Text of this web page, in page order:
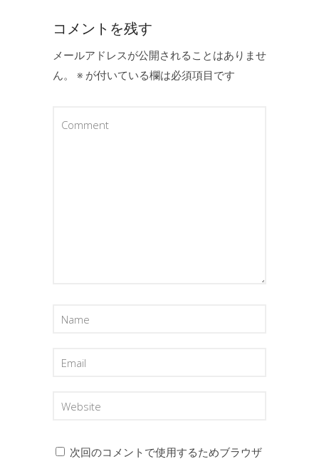
コメントを残す
メールアドレスが公開されることはありませ
ん。
※ が付いている欄は必須項目です
次回のコメントで使用するためブラウザ